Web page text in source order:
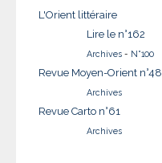
L'Orient littéraire
Lire le n°162
Archives - N°100
Revue Moyen-Orient n°48
Archives
Revue Carto n°61
Archives